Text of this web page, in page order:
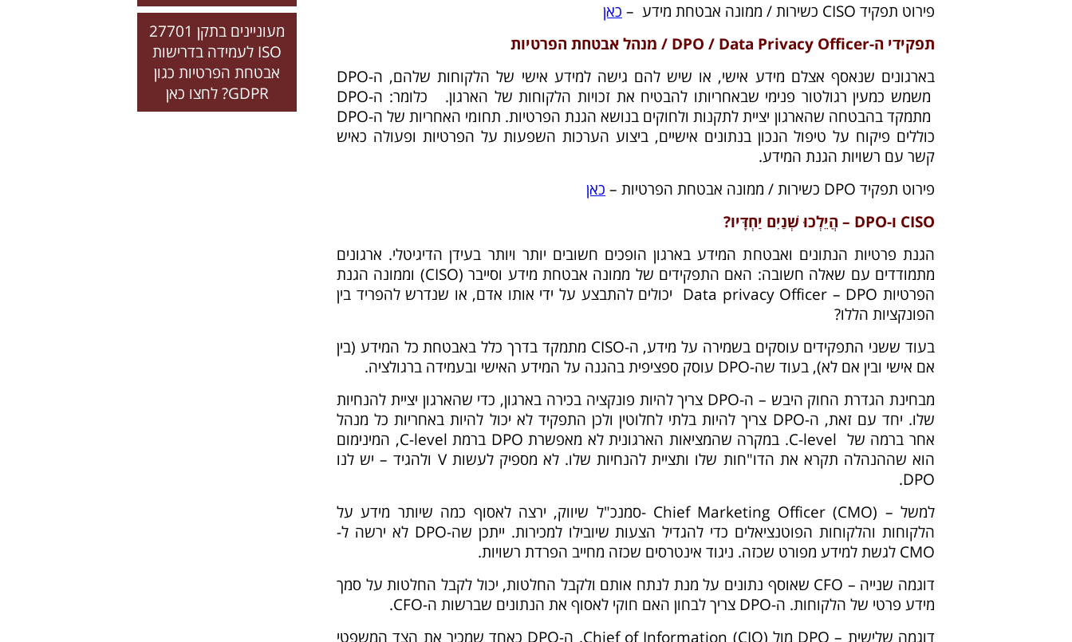
פירוט תפקיד CISO כשירות / ממונה אבטחת מידע –
כאן
תפקידי ה-DPO / Data Privacy Officer / מנהל אבטחת הפרטיות
בארגונים שנאסף אצלם מידע אישי, או שיש להם גישה למידע אישי של הלקוחות שלהם, ה-DPO
משמש כמעין רגולטור פנימי שבאחריותו להבטיח את זכויות הלקוחות של הארגון. כלומר: ה-DPO
מתמקד בהבטחה שהארגון יציית לתקנות ולחוקים בנושא הגנת הפרטיות. תחומי האחריות של ה-DPO
כוללים פיקוח על טיפול הנכון בנתונים אישיים, ביצוע הערכות השפעות על הפרטיות ופעולה כאיש
קשר עם רשויות הגנת המידע.
פירוט תפקיד DPO כשירות / ממונה אבטחת הפרטיות –
כאן
CISO ו-DPO – הֲיֵלְכוּ שְׁנַיִם יַחְדָּיו?
הגנת פרטיות הנתונים ואבטחת המידע בארגון הופכים חשובים יותר ויותר בעידן הדיגיטלי. ארגונים
מתמודדים עם שאלה חשובה: האם התפקידים של ממונה אבטחת מידע וסייבר (CISO) וממונה הגנת
הפרטיות Data privacy Officer – DPO יכולים להתבצע על ידי אותו אדם, או שנדרש להפריד בין
הפונקציות הללו?
בעוד ששני התפקידים עוסקים בשמירה על מידע, ה-CISO מתמקד בדרך כלל באבטחת כל המידע (בין
אם אישי ובין אם לא), בעוד שה-DPO עוסק ספציפית בהגנה על המידע האישי ובעמידה ברגולציה.
מבחינת הגדרת החוק היבש – ה-DPO צריך להיות פונקציה בכירה בארגון, כדי שהארגון יציית להנחיות
שלו. יחד עם זאת, ה-DPO צריך להיות בלתי לחלוטין ולכן התפקיד לא יכול להיות באחריות כל מנהל
אחר ברמה של C-level. במקרה שהמציאות הארגונית לא מאפשרת DPO ברמת C-level, המינימום
הוא שההנהלה תקרא את הדו"חות שלו ותציית להנחיות שלו. לא מספיק לעשות V ולהגיד – יש לנו
DPO.
למשל – Chief Marketing Officer (CMO) -סמנכ"ל שיווק, ירצה לאסוף כמה שיותר מידע על
הלקוחות והלקוחות הפוטנציאלים כדי להגדיל הצעות שיובילו למכירות. ייתכן שה-DPO לא ירשה ל-
CMO לגשת למידע מפורט שכזה. ניגוד אינטרסים שכזה מחייב הפרדת רשויות.
דוגמה שנייה – CFO שאוסף נתונים על מנת לנתח אותם ולקבל החלטות, יכול לקבל החלטות על סמך
מידע פרטי של הלקוחות. ה-DPO צריך לבחון האם חוקי לאסוף את הנתונים שברשות ה-CFO.
דוגמה שלישית – DPO מול Chief of Information (CIO). ה-DPO כאחד שמכיר את הצד המשפטי
מעוניינים בתקן 27701
ISO לעמידה בדרישות
אבטחת הפרטיות כגון
GDPR? לחצו כאן